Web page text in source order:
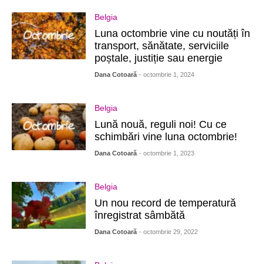
Belgia
Luna octombrie vine cu noutăți în
transport, sănătate, serviciile
poștale, justiție sau energie
Dana Cotoară - octombrie 1, 2024
Belgia
Lună nouă, reguli noi! Cu ce
schimbări vine luna octombrie!
Dana Cotoară - octombrie 1, 2023
Belgia
Un nou record de temperatură
înregistrat sâmbătă
Dana Cotoară - octombrie 29, 2022